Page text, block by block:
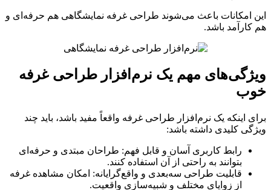
امکانات باعث می‌شوند طراحی غرفه نمایشگاهی هم حرفه‌ای و
باشد.
مهم یک نرم‌افزار طراحی غرفه
اینکه یک نرم‌افزار طراحی غرفه واقعاً مفید باشد، باید چند
کلیدی داشته باشد:
رابط کاربری آسان و قابل فهم: طراحان مبتدی و حرفه‌ای
بتوانند به راحتی از آن استفاده کنند.
قابلیت طراحی سه‌بعدی و واقع‌گرایانه: امکان مشاهده غرفه
از زوایای مختلف و شبیه‌سازی واقعیت.